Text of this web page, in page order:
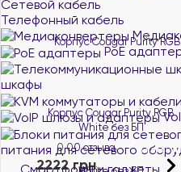
Сетевой кабель
Телефонный кабель
PoE
шкафы
питания для сетевого
Смартфоны и гаджеты
Корпус Cougar Purity RGB
White без БП
0.00 отзыва В наличии
2222 грн